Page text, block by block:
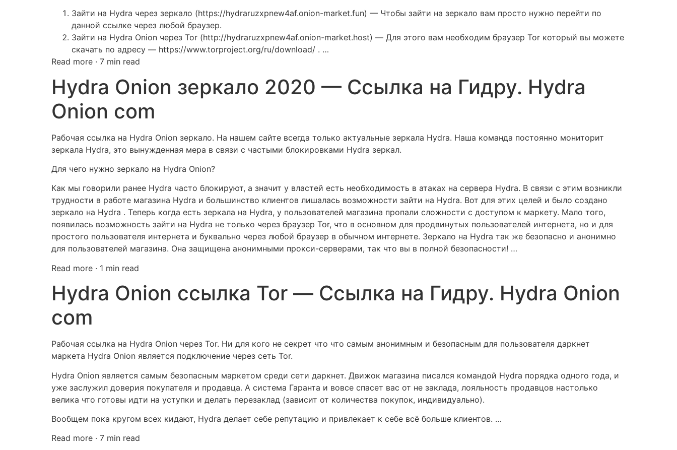
Зайти на Hydra через зеркало (https://hydraruzxpnew4af.onion-market.fun) — Чтобы зайти на зеркало вам просто нужно перейти по
данной ссылке через любой браузер.
Зайти на Hydra Onion через Tor (http://hydraruzxpnew4af.onion-market.host) — Для этого вам необходим браузер Tor который вы можете
скачать по адресу — https://www.torproject.org/ru/download/ . …
Read more · 7 min read
Hydra Onion зеркало 2020 — Ссылка на Гидру. Hydra
Onion com
Рабочая ссылка на Hydra Onion зеркало. На нашем сайте всегда только актуальные зеркала Hydra. Наша команда постоянно мониторит
зеркала Hydra, это вынужденная мера в связи с частыми блокировками Hydra зеркал.
Для чего нужно зеркало на Hydra Onion?
Как мы говорили ранее Hydra часто блокируют, а значит у властей есть необходимость в атаках на сервера Hydra. В связи с этим возникли
трудности в работе магазина Hydra и большинство клиентов лишалась возможности зайти на Hydra. Вот для этих целей и было создано
зеркало на Hydra . Теперь когда есть зеркала на Hydra, у пользователей магазина пропали сложности с доступом к маркету. Мало того,
появилась возможность зайти на Hydra не только через браузер Tor, что в основном для продвинутых пользователей интернета, но и для
простого пользователя интернета и буквально через любой браузер в обычном интернете. Зеркало на Hydra так же безопасно и анонимно
для пользователей магазина. Она защищена анонимными прокси-серверами, так что вы в полной безопасности! …
Read more · 1 min read
Hydra Onion ссылка Tor — Ссылка на Гидру. Hydra Onion
com
Рабочая ссылка на Hydra Onion через Tor. Ни для кого не секрет что что самым анонимным и безопасным для пользователя даркнет
маркета Hydra Onion является подключение через сеть Tor.
Hydra Onion является самым безопасным маркетом среди сети даркнет. Движок магазина писался командой Hydra порядка одного года, и
уже заслужил доверия покупателя и продавца. А система Гаранта и вовсе спасет вас от не заклада, лояльность продавцов настолько
велика что готовы идти на уступки и делать перезаклад (зависит от количества покупок, индивидуально).
Вообщем пока кругом всех кидают, Hydra делает себе репутацию и привлекает к себе всё больше клиентов. …
Read more · 7 min read